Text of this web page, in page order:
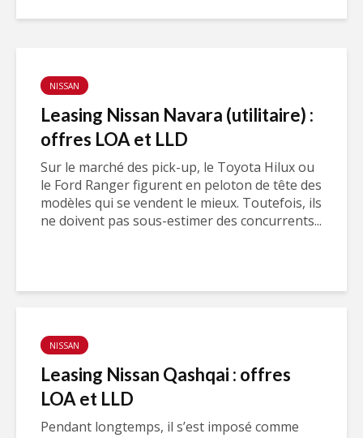
NISSAN
Leasing Nissan Navara (utilitaire) :
offres LOA et LLD
Sur le marché des pick-up, le Toyota Hilux ou
le Ford Ranger figurent en peloton de tête des
modèles qui se vendent le mieux. Toutefois, ils
ne doivent pas sous-estimer des concurrents...
NISSAN
Leasing Nissan Qashqai : offres
LOA et LLD
Pendant longtemps, il s’est imposé comme